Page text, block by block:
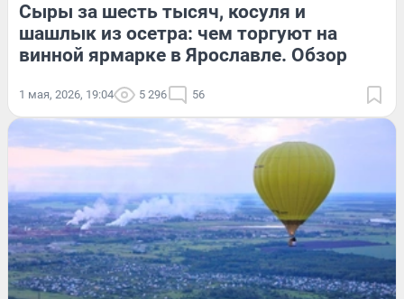
Сыры за шесть тысяч, косуля и
шашлык из осетра: чем торгуют на
винной ярмарке в Ярославле. Обзор
1 мая, 2026, 19:04 5 296 56